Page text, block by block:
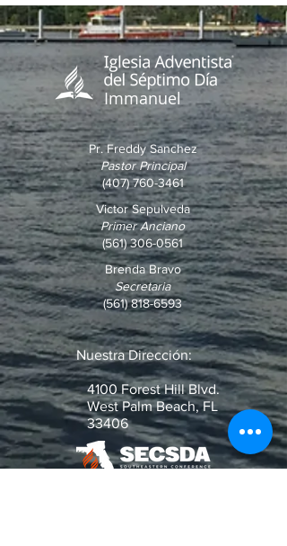
Immanuel
Pr. Freddy Sanchez
Pastor Principal
(407) 760-3461
Victor Sepulveda
Primer Anciano
(561) 306-0561
Brenda Bravo
Secretaria
(561) 818-6593
Nuestra Dirección:
4100 Forest Hill Blvd.
West Palm Beach, FL
33406